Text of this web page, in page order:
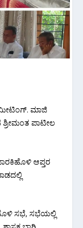
ಮಾಜಿ
ಪಾಟೀಲ
ಆಪ್ತರ
ಸಭೆ, ಸಭೆಯಲ್ಲಿ